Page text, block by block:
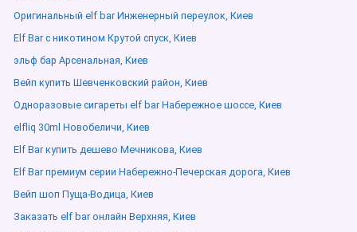
Оригинальный elf bar Инженерный переулок, Киев
Elf Bar с никотином Крутой спуск, Киев
эльф бар Арсенальная, Киев
Вейп купить Шевченковский район, Киев
Одноразовые сигареты elf bar Набережное шоссе, Киев
elfliq 30ml Новобеличи, Киев
Elf Bar купить дешево Мечникова, Киев
Elf Bar премиум серии Набережно-Печерская дорога, Киев
Вейп шоп Пуща-Водица, Киев
Заказать elf bar онлайн Верхняя, Киев